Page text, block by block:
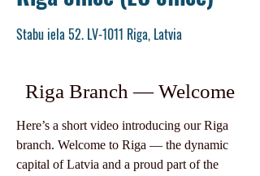
Stabu iela 52. LV-1011 Riga, Latvia
Riga Branch — Welcome
Here’s a short video introducing our Riga
branch. Welcome to Riga — the dynamic
capital of Latvia and a proud part of the